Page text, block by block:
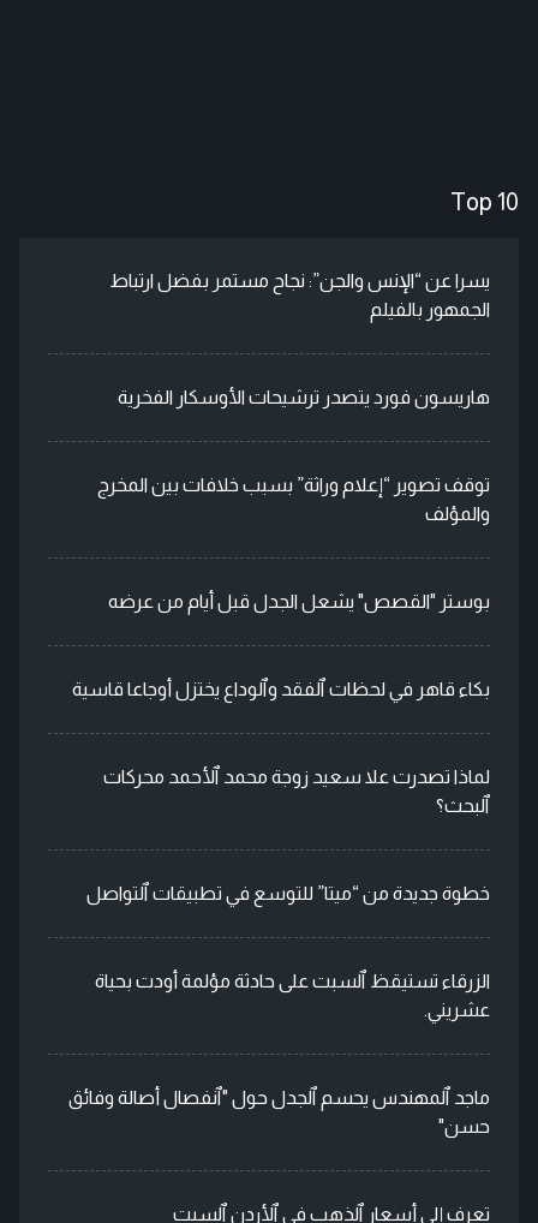
Top 10
يسرا عن “الإنس والجن”: نجاح مستمر بفضل ارتباط
الجمهور بالفيلم
هاريسون فورد يتصدر ترشيحات الأوسكار الفخرية
توقف تصوير “إعلام وراثة” بسبب خلافات بين المخرج
والمؤلف
بوستر "القصص" يشعل الجدل قبل أيام من عرضه
بكاء قاهر في لحظات ٱلفقد وٱلوداع يختزل أوجاعا قاسية
لماذا تصدرت علا سعيد زوجة محمد ٱلأحمد محركات
ٱلبحث؟
خطوة جديدة من “ميتا” للتوسع في تطبيقات ٱلتواصل
الزرقاء تستيقظ ٱلسبت على حادثة مؤلمة أودت بحياة
عشريني.
ماجد ٱلمهندس يحسم ٱلجدل حول "ٱنفصال أصالة وفائق
حسن"
تعرف إلى أسعار ٱلذهب في ٱلأردن ٱلسبت